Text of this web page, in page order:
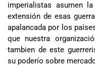
imperialistas asumen
extensión de esas
apalancada por los
que nuestra
tambien de este
su poderío sobre